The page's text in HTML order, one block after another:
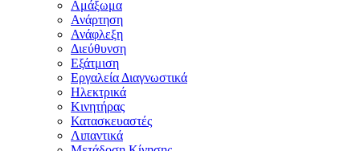
Αμάξωμα
Ανάρτηση
Ανάφλεξη
Διεύθυνση
Εξάτμιση
Εργαλεία Διαγνωστικά
Ηλεκτρικά
Κινητήρας
Κατασκευαστές
Λιπαντικά